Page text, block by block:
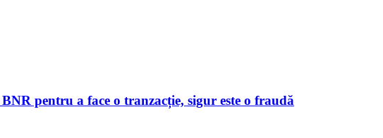
pentru a face o tranzacție, sigur este o fraudă